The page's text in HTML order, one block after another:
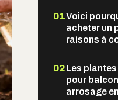
01Voici
acheter un
raisons à
02Les
pour
arrosage